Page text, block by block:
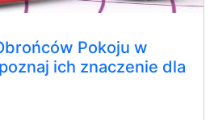
Pokoju w
ich znaczenie dla